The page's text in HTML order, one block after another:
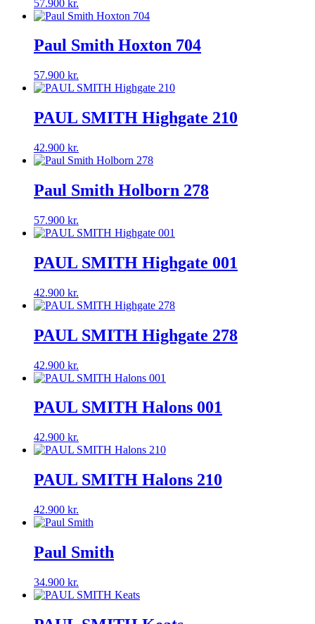
57.900 kr.
Paul Smith Hoxton 704
57.900 kr.
PAUL SMITH Highgate 210
42.900 kr.
Paul Smith Holborn 278
57.900 kr.
PAUL SMITH Highgate 001
42.900 kr.
PAUL SMITH Highgate 278
42.900 kr.
PAUL SMITH Halons 001
42.900 kr.
PAUL SMITH Halons 210
42.900 kr.
Paul Smith
34.900 kr.